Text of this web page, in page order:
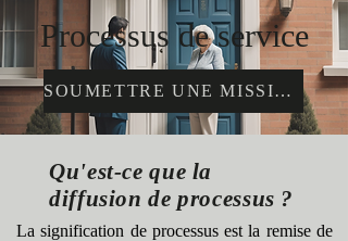
Processus de service
SOUMETTRE UNE MISSION
Qu'est-ce que la
diffusion de processus ?
La signification de processus est la remise de